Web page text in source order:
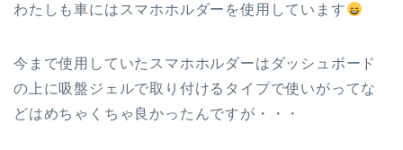
わたしも車にはスマホホルダーを使用しています
今まで使用していたスマホホルダーはダッシュボード
の上に吸盤ジェルで取り付けるタイプで使いがってな
どはめちゃくちゃ良かったんですが・・・